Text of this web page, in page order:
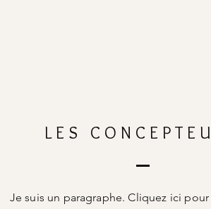
LES
Je suis un paragraphe. Cliquez ici